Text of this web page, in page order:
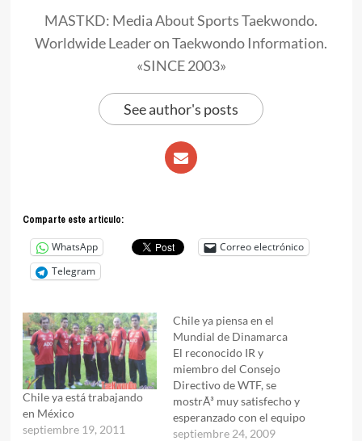
MASTKD: Media About Sports Taekwondo.
Worldwide Leader on Taekwondo Information.
«SINCE 2003»
See author's posts
Comparte este articulo:
WhatsApp
Correo electrónico
Telegram
Chile ya está trabajando
en México
septiembre 19, 2011
Chile ya piensa en el
Mundial de Dinamarca
El reconocido IR y
miembro del Consejo
Directivo de WTF, se
mostrÃ³ muy satisfecho y
esperanzado con el equipo
que representarÃ¡ a Chile,
septiembre 24, 2009